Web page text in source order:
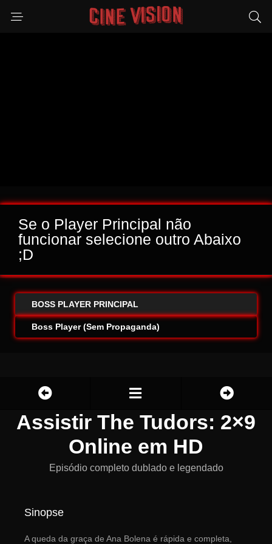
Se o Player Principal não
funcionar selecione outro Abaixo
;D
BOSS PLAYER PRINCIPAL
Boss Player (Sem Propaganda)
Assistir The Tudors: 2×9
Online em HD
Episódio completo dublado e legendado
Sinopse
A queda da graça de Ana Bolena é rápida e completa,